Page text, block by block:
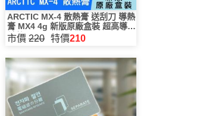
ARCTIC MX-4 散熱膏 送刮刀 導熱
膏 MX4 4g 新版原廠盒裝 超高導熱
係數
市價 220 特價210